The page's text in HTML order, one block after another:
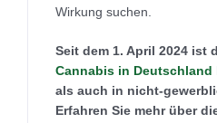
Wirkung suchen.
Seit dem 1. April 2024 ist
Cannabis in Deutschland
als auch in nicht-
Erfahren Sie mehr über